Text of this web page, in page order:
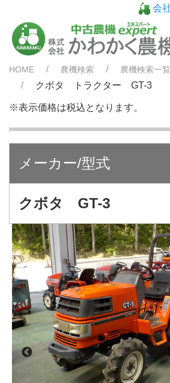
会
HOME 農機検索 農機検索一覧
クボタ トラクター GT-3
※表示価格は税込となります。
メーカー/型式
クボタ GT-3